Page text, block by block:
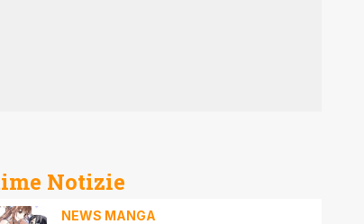
Notizie
NEWS MANGA